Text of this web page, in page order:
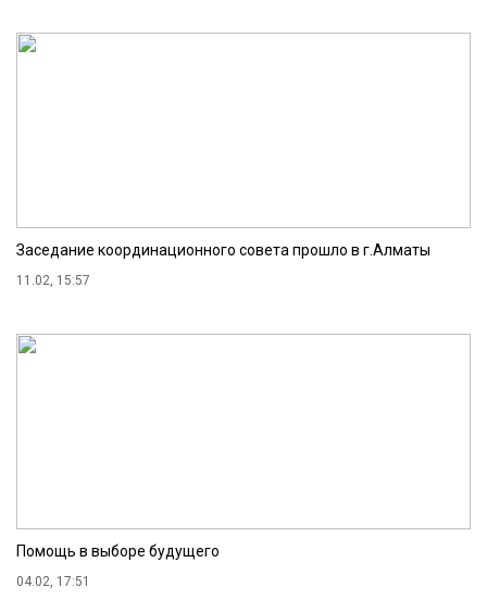
Заседание координационного совета прошло в г.Алматы
11.02, 15:57
Помощь в выборе будущего
04.02, 17:51